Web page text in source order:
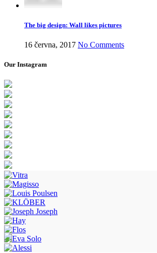
The big design: Wall likes pictures
16 června, 2017 No Comments
Our Instagram